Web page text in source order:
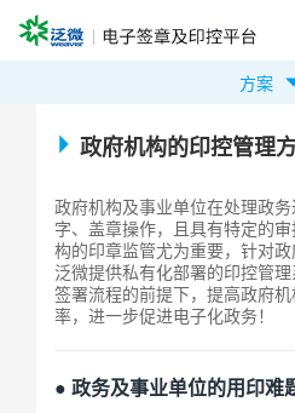
首页
案例
安全合
我们
方案
政府机构的印控管理
政府机构及事业单位在处理政
字、盖章操作，且具有特定的
构的印章监管尤为重要，针对政
泛微提供私有化部署的印控管
签署流程的前提下，提高政府
率，进一步促进电子化政务！
● 政务及事业单位的用印难